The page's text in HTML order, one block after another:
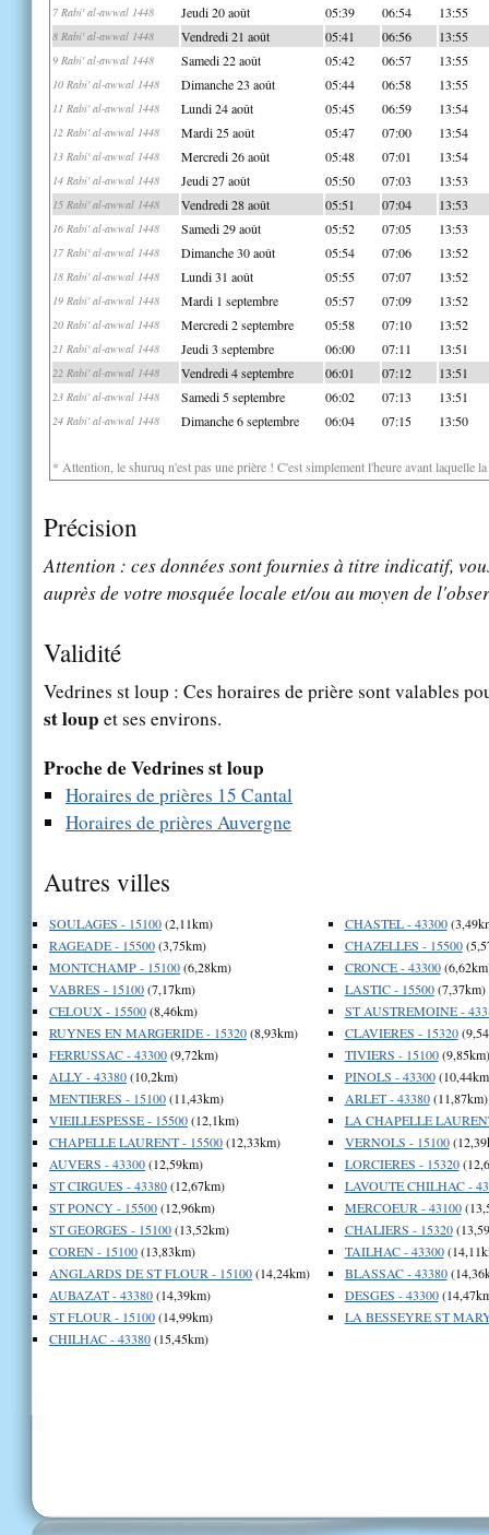
7 Rabi' al-awwal 1448 Jeudi 20 août 05:39 06:54 13:55
8 Rabi' al-awwal 1448 Vendredi 21 août 05:41 06:56 13:55
9 Rabi' al-awwal 1448 Samedi 22 août 05:42 06:57 13:55
10 Rabi' al-awwal 1448 Dimanche 23 août 05:44 06:58 13:55
11 Rabi' al-awwal 1448 Lundi 24 août 05:45 06:59 13:54
12 Rabi' al-awwal 1448 Mardi 25 août 05:47 07:00 13:54
13 Rabi' al-awwal 1448 Mercredi 26 août 05:48 07:01 13:54
14 Rabi' al-awwal 1448 Jeudi 27 août 05:50 07:03 13:53
15 Rabi' al-awwal 1448 Vendredi 28 août 05:51 07:04 13:53
16 Rabi' al-awwal 1448 Samedi 29 août 05:52 07:05 13:53
17 Rabi' al-awwal 1448 Dimanche 30 août 05:54 07:06 13:52
18 Rabi' al-awwal 1448 Lundi 31 août 05:55 07:07 13:52
19 Rabi' al-awwal 1448 Mardi 1 septembre 05:57 07:09 13:52
20 Rabi' al-awwal 1448 Mercredi 2 septembre 05:58 07:10 13:52
21 Rabi' al-awwal 1448 Jeudi 3 septembre 06:00 07:11 13:51
22 Rabi' al-awwal 1448 Vendredi 4 septembre 06:01 07:12 13:51
23 Rabi' al-awwal 1448 Samedi 5 septembre 06:02 07:13 13:51
24 Rabi' al-awwal 1448 Dimanche 6 septembre 06:04 07:15 13:50
* Attention, le shuruq n'est pas une prière ! C'est simplement l'heure avant laquelle
Précision
Attention : ces données sont fournies à titre indicatif,
auprès de votre mosquée locale et/ou au moyen de
Validité
Vedrines st loup : Ces horaires de prière sont valables
st loup et ses environs.
Proche de Vedrines st loup
Horaires de prières 15 Cantal
Horaires de prières Auvergne
Autres villes
SOULAGES - 15100(2,11km)
RAGEADE - 15500(3,75km)
MONTCHAMP - 15100(6,28km)
VABRES - 15100(7,17km)
CELOUX - 15500(8,46km)
RUYNES EN MARGERIDE - 15320(8,93km)
FERRUSSAC - 43300(9,72km)
ALLY - 43380(10,2km)
MENTIERES - 15100(11,43km)
VIEILLESPESSE - 15500(12,1km)
CHAPELLE LAURENT - 15500(12,33km)
AUVERS - 43300(12,59km)
ST CIRGUES - 43380(12,67km)
ST PONCY - 15500(12,96km)
ST GEORGES - 15100(13,52km)
COREN - 15100(13,83km)
ANGLARDS DE ST FLOUR - 15100(14,24km)
AUBAZAT - 43380(14,39km)
ST FLOUR - 15100(14,99km)
CHILHAC - 43380(15,45km)
CHASTEL - 43300
CHAZELLES - 15500
CRONCE - 43300
LASTIC - 15500(7,37km)
ST AUSTREMOINE -
CLAVIERES - 15320
TIVIERS - 15100(9,85km)
PINOLS - 43300
ARLET - 43380(11,87km)
LA CHAPELLE
VERNOLS - 15100
LORCIERES - 15320
LAVOUTE CHILHAC -
MERCOEUR - 43100
CHALIERS - 15320
TAILHAC - 43300
BLASSAC - 43380
DESGES - 43300
LA BESSEYRE ST